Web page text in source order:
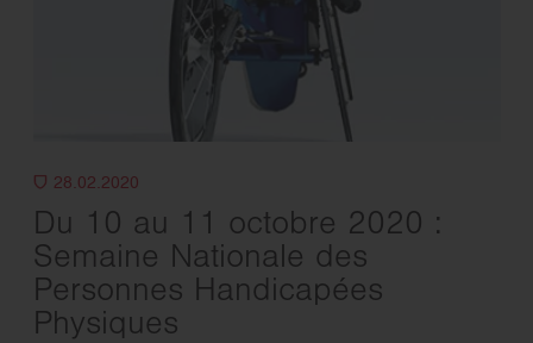
28.02.2020
Du 10 au 11 octobre 2020 :
Semaine Nationale des
Personnes Handicapées
Physiques